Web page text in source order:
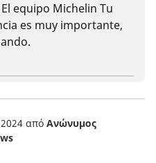
equipo Michelin Tu
es muy importante,
από Ανώνυμος